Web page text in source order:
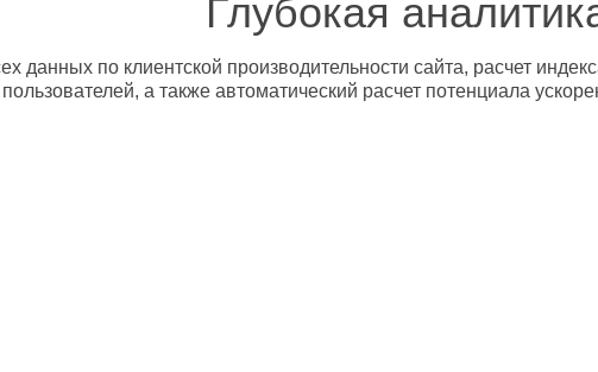
Глубокая
данных по клиентской производительности сайта, расчет
пользователей, а также автоматический расчет потенциала